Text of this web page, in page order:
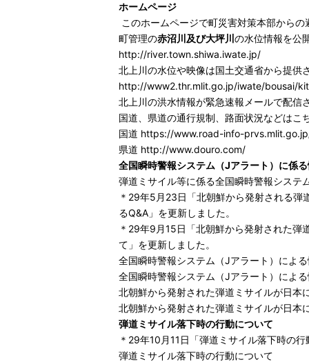
ホームページ
このホームページで町災害対策本部から
町管理の赤沼川及び大坪川 の水位情報を公
http://river.town.shiwa.iwate.jp/
北上川の水位や映像は国土交通省から提供
http://www2.thr.mlit.go.jp/iwate/bousai/
北上川の洪水情報が緊急速報メールで配信
国道、県道の通行規制、路面状況などはこ
国道 https://www.road-info-
県道 http://www.douro.com/
全国瞬時警報システム（Jアラート）に係
弾道ミサイル等に係る全国瞬時警報システ
＊29年5月23日「北朝鮮から発射される弾
るQ&A」を更新しました。
＊29年9月15日「北朝鮮から発射された弾
て」を更新しました。
全国瞬時警報システム（Jアラート）によ
全国瞬時警報システム（Jアラート）によ
北朝鮮から発射された弾道ミサイルが日本
北朝鮮から発射された弾道ミサイルが日本
弾道ミサイル落下時の行動について
＊29年10月11日「弾道ミサイル落下時の
弾道ミサイル落下時の行動について